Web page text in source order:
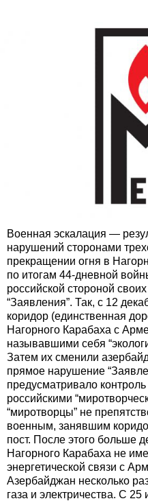
Военная эскалация —
нарушений сторонами
прекращении огня в
по итогам 44-дневной
российской стороной
“Заявления”. Так, с 12
коридор (единственная
Нагорного Карабаха с
называвшими себя
Затем их сменили
прямое нарушение
предусматривало
российскими
“миротворцы” не
военным, занявшим
пост. После этого больше
Нагорного Карабаха не
энергетической связи с
Азербайджан несколько
газа и электричества. С